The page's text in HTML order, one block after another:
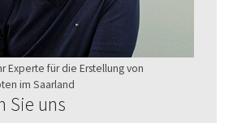
Experte für die Erstellung von
im Saarland
Sie uns